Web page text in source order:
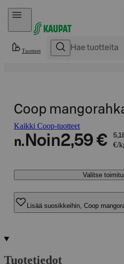
Hyppää sisältöön
Tuotteet
Coop
Kaikki Coop-tuotteet
n. Noin2,59 €
€/
Valitse
Lisää suosikkeihin, Coop
Tuotetiedot